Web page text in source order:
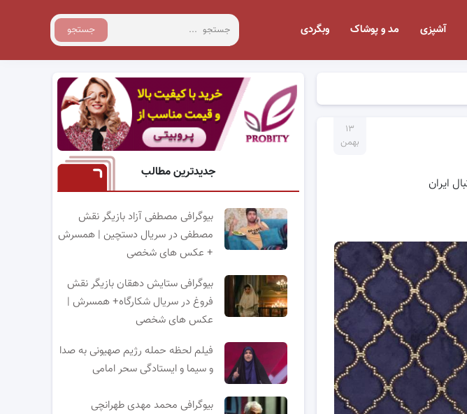
جستجو آشپزی مد و پوشاک وبگردی
۱۳
بهمن
جدیدترین مطالب
بیوگرافی مصطفی آزاد بازیگر نقش
مصطفی در سریال دستچین | همسرش
+ عکس های شخصی
بیوگرافی ستایش دهقان بازیگر نقش
فروغ در سریال شکارگاه+ همسرش |
عکس های شخصی
فیلم لحظه حمله رژیم صهیونی به صدا
و سیما و ایستادگی سحر امامی
بیوگرافی محمد مهدی طهرانچی